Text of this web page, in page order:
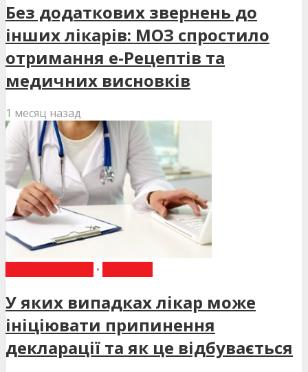
Без додаткових звернень до
інших лікарів: МОЗ спростило
отримання е-Рецептів та
медичних висновків
1 месяц назад
•
У яких випадках лікар може
ініціювати припинення
декларації та як це відбувається